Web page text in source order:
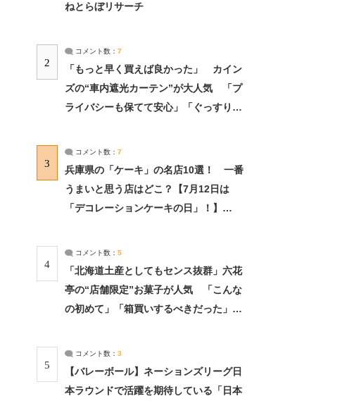
ねとらぼリサーチ
2
コメント数： 7
「もっと早く買えば良かった」 カイン
ズの“車内遮光カーテン”が大人気 「プ
ライバシーも保てて安心」「ぐっすり眠
3
コメント数： 7
兵庫県の「ケーキ」の名店10選！ 一番
うまいと思う店はどこ？【7月12日は
「デコレーションケーキの日」！】
4
コメント数： 5
「北海道土産としてもセンス抜群」六花
亭の“店舗限定”お菓子が人気 「こんな
の初めて」「箱買いするべきだった」
5
コメント数： 3
【バレーボール】ネーションズリーグ日
本ラウンドで活躍を期待している「日本